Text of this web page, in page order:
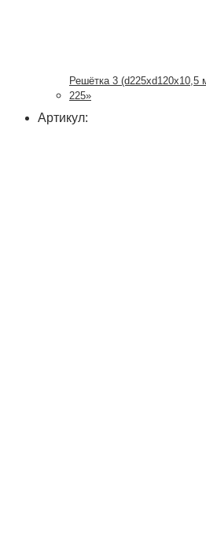
Решётка 3 (d225xd120x10,5
225»
Артикул: